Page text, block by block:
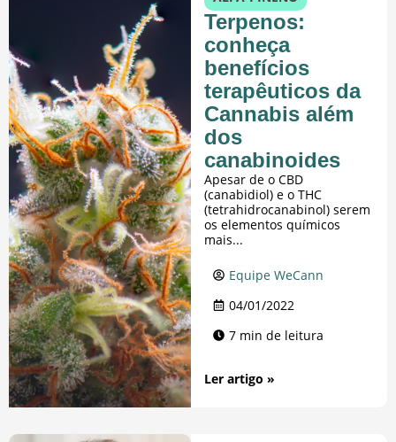
Terpenos:
conheça
benefícios
terapêuticos da
Cannabis além
dos
canabinoides
Apesar de o CBD
(canabidiol) e o THC
(tetrahidrocanabinol) serem
os elementos químicos
mais...
Equipe WeCann
04/01/2022
7 min de leitura
Ler artigo »